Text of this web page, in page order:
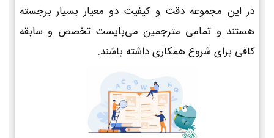
در این مجموعه دقت و کیفیت دو معیار بسیار برجسته
هستند و تمامی مترجمین می‌بایست تخصص و سابقه
کافی برای شروع همکاری داشته باشند.